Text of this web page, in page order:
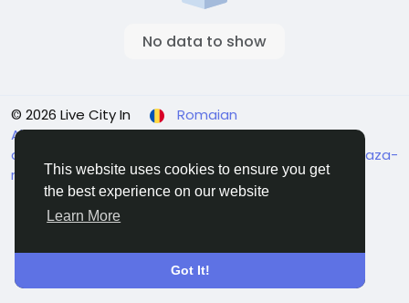
This website uses cookies to ensure you get
the best experience on our website
Learn More
Got It!
No data to show
© 2026 Live City In
Romaian
About Termeni Confidențialitate Shipping and
delivery policy
Contacteaza-
ne
Director